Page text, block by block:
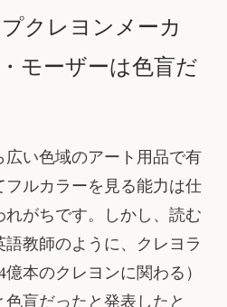
クレヨンメーカ
モーザーは色盲だ
広い色域のアート用品で有
ルカラーを見る能力は仕
がちです。しかし、読む
教師のように、クレヨラ
本のクレヨンに関わる）
盲だったと発表したと